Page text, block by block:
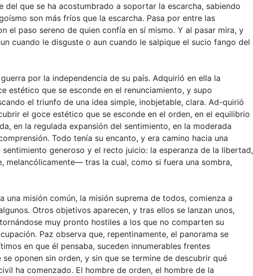
del que se ha acostumbrado a soportar la escarcha, sabiendo
son más fríos que la escarcha. Pasa por entre las
el paso sereno de quien confía en sí mismo. Y al pasar mira, y
cuando le disguste o aun cuando le salpique el sucio fango del
por la independencia de su país. Adquirió en ella la
estético que se esconde en el renunciamiento, y supo
el triunfo de una idea simple, inobjetable, clara. Ad-quirió
el goce estético que se esconde en el orden, en el equilibrio
en la regulada expansión del sentimiento, en la moderada
Todo tenía su encanto, y era camino hacia una
generoso y el recto juicio: la esperanza de la libertad,
melancólicamente— tras la cual, como si fuera una sombra,
una misión común, la misión suprema de todos, comienza a
Otros objetivos aparecen, y tras ellos se lanzan unos,
muy pronto hostiles a los que no comparten su
Paz observa que, repentinamente, el panorama se
en que él pensaba, suceden innumerables frentes
oponen sin orden, y sin que se termine de descubrir qué
ha comenzado. El hombre de orden, el hombre de la